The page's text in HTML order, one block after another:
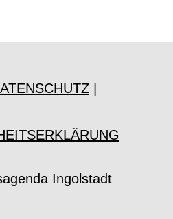
|
Ingolstadt